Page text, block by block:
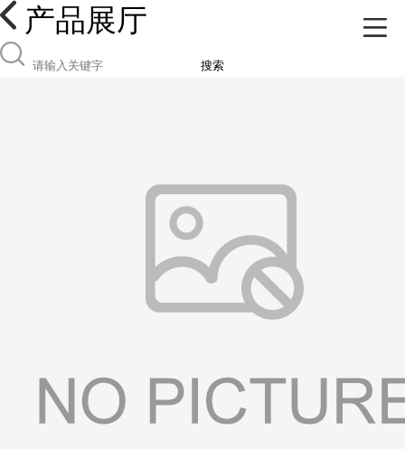
产品展厅
搜索